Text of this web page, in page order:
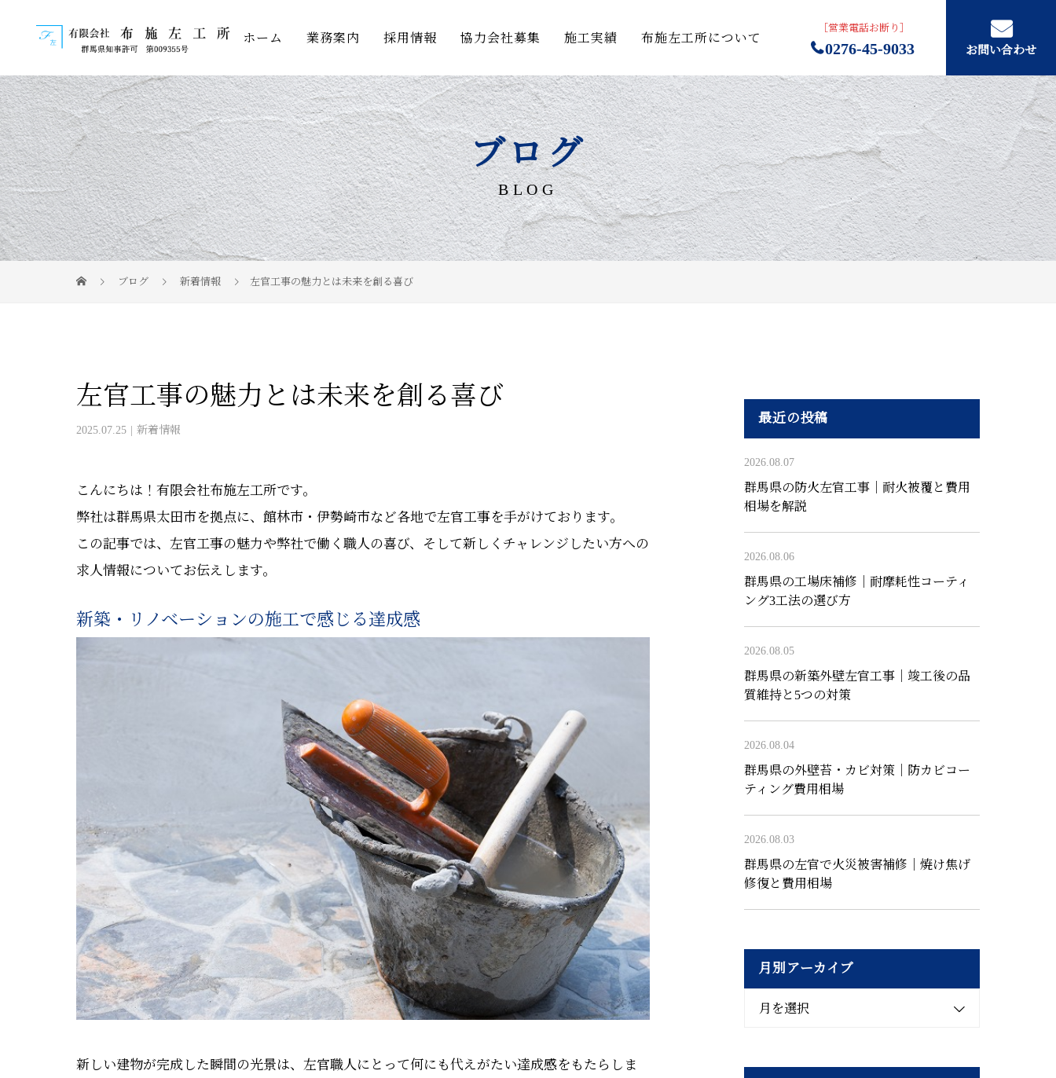
ホーム 業務案内 採用情報 協力会社募集 施工実績 布施左工所について
［営業電話お断り］
0276-45-9033 お問い合わせ
ブログ
BLOG
ブログ 新着情報 左官工事の魅力とは未来を創る喜び
左官工事の魅力とは未来を創る喜び
2025.07.25 新着情報
こんにちは！有限会社布施左工所です。
弊社は群馬県太田市を拠点に、館林市・伊勢崎市など各地で左官工事を手がけております。
この記事では、左官工事の魅力や弊社で働く職人の喜び、そして新しくチャレンジしたい方への
求人情報についてお伝えします。
新築・リノベーションの施工で感じる達成感
新しい建物が完成した瞬間の光景は、左官職人にとって何にも代えがたい達成感をもたらしま
最近の投稿
2026.08.07
群馬県の防火左官工事｜耐火被覆と費用
相場を解説
2026.08.06
群馬県の工場床補修｜耐摩耗性コーティ
ング3工法の選び方
2026.08.05
群馬県の新築外壁左官工事｜竣工後の品
質維持と5つの対策
2026.08.04
群馬県の外壁苔・カビ対策｜防カビコー
ティング費用相場
2026.08.03
群馬県の左官で火災被害補修｜焼け焦げ
修復と費用相場
月別アーカイブ
月を選択